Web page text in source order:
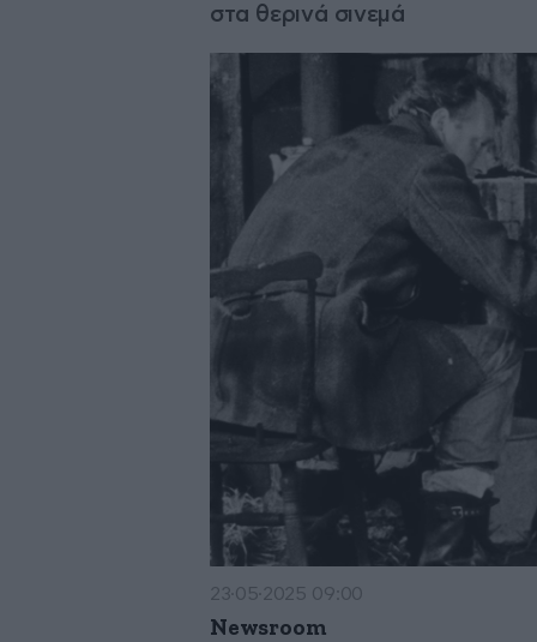
στα θερινά σινεμά
23·05·2025 09:00
Newsroom